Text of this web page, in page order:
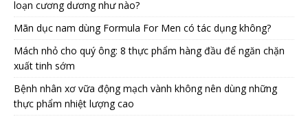
loạn cương dương như nào?
Mãn dục nam dùng Formula For Men có tác dụng không?
Mách nhỏ cho quý ông: 8 thực phẩm hàng đầu để ngăn chặn
xuất tinh sớm
Bệnh nhân xơ vữa động mạch vành không nên dùng những
thực phẩm nhiệt lượng cao